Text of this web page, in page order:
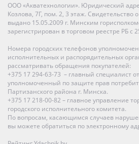
ООО «Акватехнологии». Юридический
Козлова, 7Г, пом. 2, 3 этаж.
выдано 15.05.2009 г. Минским
зарегистрирован в торговом реестре РБ с
Номера городских телефонов
исполнительных и распорядительных
рассматривать обращения покупателей:
+375 17 294-63-73 – главный специалист
уполномоченный по защите прав
Партизанского района г. Минска.
+375 17 218-00-82 – главное управление
городского исполнительного комитета.
По вопросам, касающимся случаев
вы можете обратиться по электронному